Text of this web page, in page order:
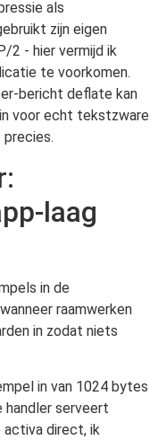
als
zijn eigen
2 - hier vermijd ik
te voorkomen.
bericht deflate kan
voor echt tekstzware
laag
in de
raamwerken
in zodat niets
in van 1024 bytes
handler serveert
direct, ik